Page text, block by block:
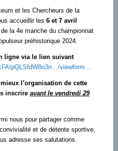
et les Chercheurs de la
accueillir les 6 et 7 avril
la 4e manche du championnat
préhistorique 2024.
ligne via le lien suivant
viewform…
l’organisation de cette
inscrire avant le vendredi 29
nous pour partager comme
et de détente sportive,
adresse ses salutations.